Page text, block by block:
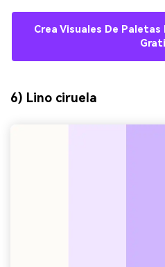
Crea Visuales De
6) Lino ciruela